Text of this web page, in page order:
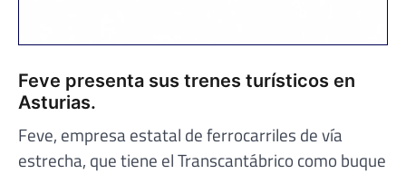
Feve presenta sus trenes turísticos en
Asturias.
Feve, empresa estatal de ferrocarriles de vía
estrecha, que tiene el Transcantábrico como buque